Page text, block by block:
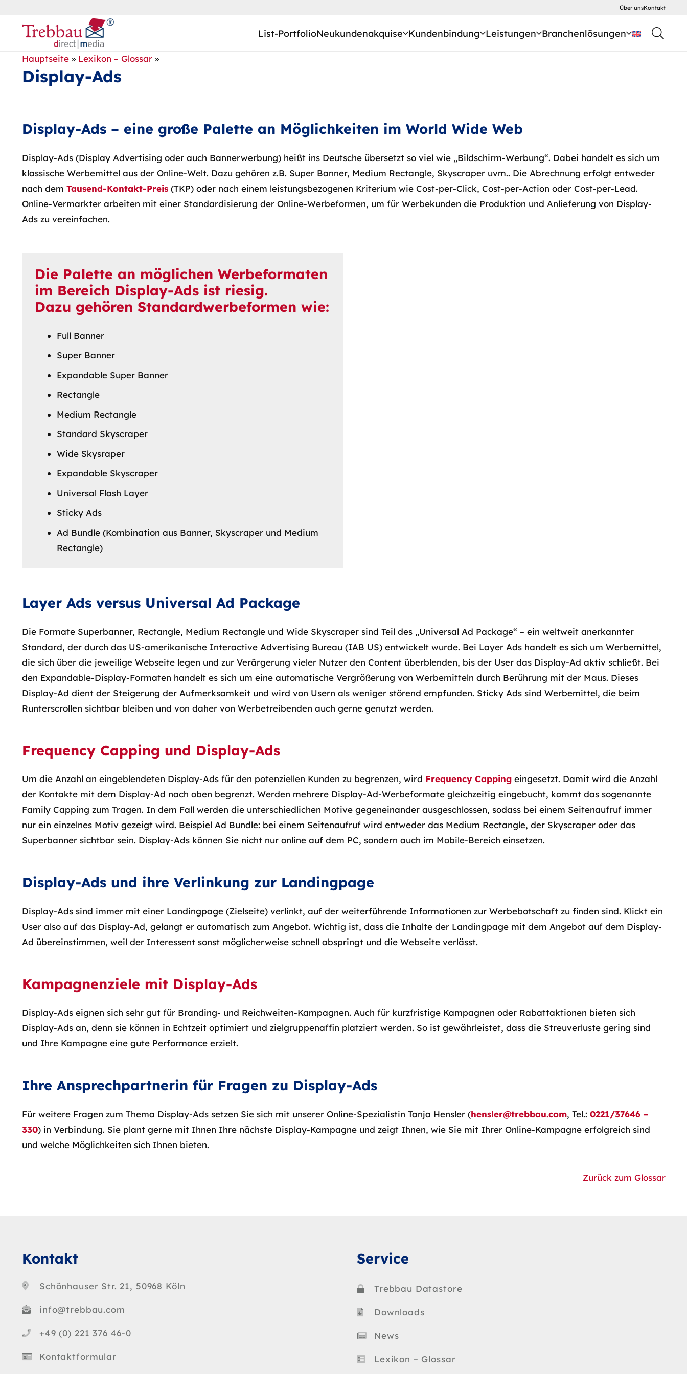
Über unsKontakt
List-PortfolioNeukundenakquise Kundenbindung Leistungen Branchenlösungen
Hauptseite» Lexikon – Glossar»
Display-Ads
Display-Ads – eine große Palette an Möglichkeiten im World Wide Web
Display-Ads (Display Advertising oder auch Bannerwerbung) heißt ins Deutsche übersetzt so viel wie „Bildschirm-Werbung“. Dabei handelt es sich um
klassische Werbemittel aus der Online-Welt. Dazu gehören z.B. Super Banner, Medium Rectangle, Skyscraper uvm.. Die Abrechnung erfolgt entweder
nach dem Tausend-Kontakt-Preis(TKP) oder nach einem leistungsbezogenen Kriterium wie Cost-per-Click, Cost-per-Action oder Cost-per-Lead.
Online-Vermarkter arbeiten mit einer Standardisierung der Online-Werbeformen, um für Werbekunden die Produktion und Anlieferung von Display-
Ads zu vereinfachen.
Die Palette an möglichen Werbeformaten
im Bereich Display-Ads ist riesig.
Dazu gehören Standardwerbeformen wie:
Full Banner
Super Banner
Expandable Super Banner
Rectangle
Medium Rectangle
Standard Skyscraper
Wide Skysraper
Expandable Skyscraper
Universal Flash Layer
Sticky Ads
Ad Bundle (Kombination aus Banner, Skyscraper und Medium
Rectangle)
Layer Ads versus Universal Ad Package
Die Formate Superbanner, Rectangle, Medium Rectangle und Wide Skyscraper sind Teil des „Universal Ad Package“ – ein weltweit anerkannter
Standard, der durch das US-amerikanische Interactive Advertising Bureau (IAB US) entwickelt wurde. Bei Layer Ads handelt es sich um Werbemittel,
die sich über die jeweilige Webseite legen und zur Verärgerung vieler Nutzer den Content überblenden, bis der User das Display-Ad aktiv schließt. Bei
den Expandable-Display-Formaten handelt es sich um eine automatische Vergrößerung von Werbemitteln durch Berührung mit der Maus. Dieses
Display-Ad dient der Steigerung der Aufmerksamkeit und wird von Usern als weniger störend empfunden. Sticky Ads sind Werbemittel, die beim
Runterscrollen sichtbar bleiben und von daher von Werbetreibenden auch gerne genutzt werden.
Frequency Capping und Display-Ads
Um die Anzahl an eingeblendeten Display-Ads für den potenziellen Kunden zu begrenzen, wird Frequency Cappingeingesetzt. Damit wird die Anzahl
der Kontakte mit dem Display-Ad nach oben begrenzt. Werden mehrere Display-Ad-Werbeformate gleichzeitig eingebucht, kommt das sogenannte
Family Capping zum Tragen. In dem Fall werden die unterschiedlichen Motive gegeneinander ausgeschlossen, sodass bei einem Seitenaufruf immer
nur ein einzelnes Motiv gezeigt wird. Beispiel Ad Bundle: bei einem Seitenaufruf wird entweder das Medium Rectangle, der Skyscraper oder das
Superbanner sichtbar sein. Display-Ads können Sie nicht nur online auf dem PC, sondern auch im Mobile-Bereich einsetzen.
Display-Ads und ihre Verlinkung zur Landingpage
Display-Ads sind immer mit einer Landingpage (Zielseite) verlinkt, auf der weiterführende Informationen zur Werbebotschaft zu finden sind. Klickt ein
User also auf das Display-Ad, gelangt er automatisch zum Angebot. Wichtig ist, dass die Inhalte der Landingpage mit dem Angebot auf dem Display-
Ad übereinstimmen, weil der Interessent sonst möglicherweise schnell abspringt und die Webseite verlässt.
Kampagnenziele mit Display-Ads
Display-Ads eignen sich sehr gut für Branding- und Reichweiten-Kampagnen. Auch für kurzfristige Kampagnen oder Rabattaktionen bieten sich
Display-Ads an, denn sie können in Echtzeit optimiert und zielgruppenaffin platziert werden. So ist gewährleistet, dass die Streuverluste gering sind
und Ihre Kampagne eine gute Performance erzielt.
Ihre Ansprechpartnerin für Fragen zu Display-Ads
Für weitere Fragen zum Thema Display-Ads setzen Sie sich mit unserer Online-Spezialistin Tanja Hensler (hensler@trebbau.com, Tel.: 0221/37646 –
330) in Verbindung. Sie plant gerne mit Ihnen Ihre nächste Display-Kampagne und zeigt Ihnen, wie Sie mit Ihrer Online-Kampagne erfolgreich sind
und welche Möglichkeiten sich Ihnen bieten.
Zurück zum Glossar
Kontakt
Schönhauser Str. 21, 50968 Köln
info@trebbau.com
+49 (0) 221 376 46-0
Kontaktformular
Service
Trebbau Datastore
Downloads
News
Lexikon – Glossar